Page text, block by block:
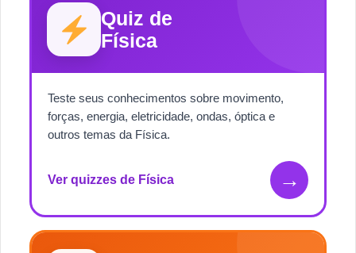
Quiz de
Física
Teste seus conhecimentos sobre movimento,
forças, energia, eletricidade, ondas, óptica e
outros temas da Física.
Ver quizzes de Física →